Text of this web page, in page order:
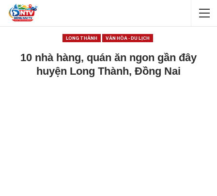
LONG THÀNH VĂN HÓA - DU LỊCH
10 nhà hàng, quán ăn ngon gần đây
huyện Long Thành, Đồng Nai